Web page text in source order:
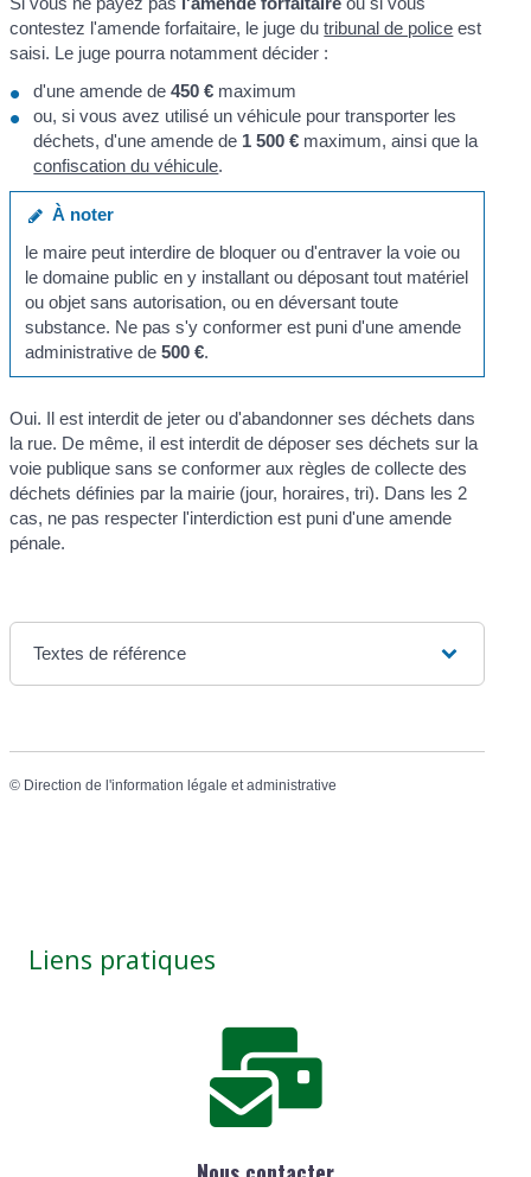
contestez l'amende forfaitaire, le juge dutribunal de police est
saisi. Le juge pourra notamment décider :
d'une amende de450 € maximum
ou, si vous avez utilisé un véhicule pour transporter les
déchets, d'une amende de 1 500 € maximum, ainsi que la
confiscation du véhicule.
À noter
le maire peut interdire de bloquer ou d'entraver la voie ou
le domaine public en y installant ou déposant tout matériel
ou objet sans autorisation, ou en déversant toute
substance. Ne pas s'y conformer est puni d'une amende
administrative de 500 €.
Oui. Il est interdit de jeter ou d'abandonner ses déchets dans
la rue. De même, il est interdit de déposer ses déchets sur la
voie publique sans se conformer aux règles de collecte des
déchets définies par la mairie (jour, horaires, tri). Dans les 2
cas, ne pas respecter l'interdiction est puni d'une amende
pénale.
Textes de référence
© Direction de l'information légale et administrative
Liens pratiques